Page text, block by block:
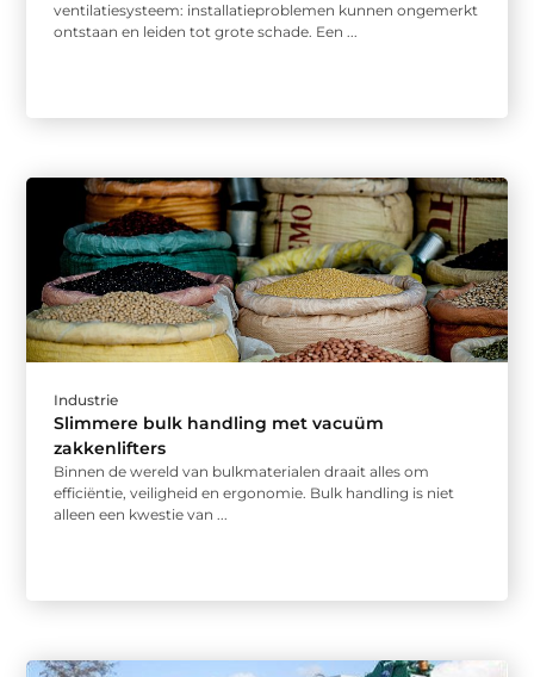
ventilatiesysteem: installatieproblemen kunnen ongemerkt
ontstaan en leiden tot grote schade. Een ...
Industrie
Slimmere bulk handling met vacuüm
zakkenlifters
Binnen de wereld van bulkmaterialen draait alles om
efficiëntie, veiligheid en ergonomie. Bulk handling is niet
alleen een kwestie van ...